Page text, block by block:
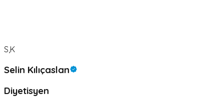
S,K
Selin Kılıçaslan
Diyetisyen